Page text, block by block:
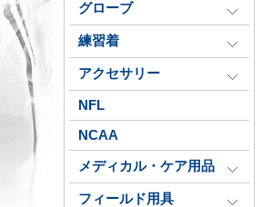
グローブ
練習着
アクセサリー
NFL
NCAA
メディカル・ケア用品
フィールド用具